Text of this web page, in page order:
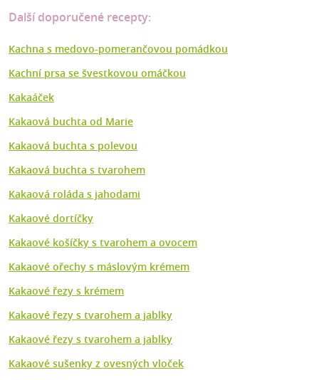
Další doporučené recepty:
Kachna s medovo-pomerančovou pomádkou
Kachní prsa se švestkovou omáčkou
Kakaáček
Kakaová buchta od Marie
Kakaová buchta s polevou
Kakaová buchta s tvarohem
Kakaová roláda s jahodami
Kakaové dortíčky
Kakaové košíčky s tvarohem a ovocem
Kakaové ořechy s máslovým krémem
Kakaové řezy s krémem
Kakaové řezy s tvarohem a jablky
Kakaové řezy s tvarohem a jablky
Kakaové sušenky z ovesných vloček